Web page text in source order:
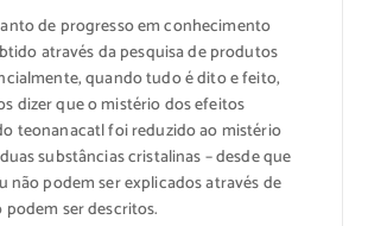
de progresso em conhecimento
através da pesquisa de produtos
quando tudo é dito e feito,
dizer que o mistério dos efeitos
teonanacatl foi reduzido ao mistério
substâncias cristalinas – desde que
não podem ser explicados através de
podem ser descritos.